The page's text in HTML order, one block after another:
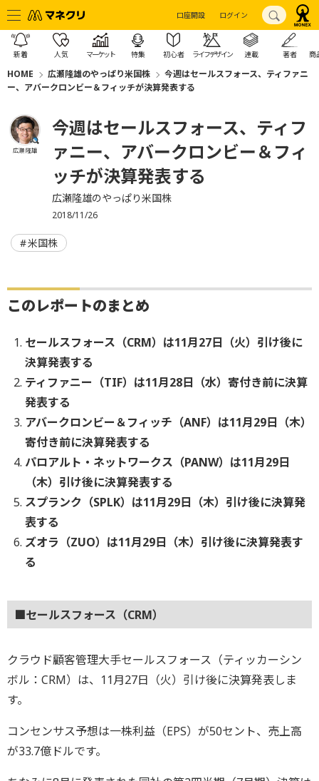
口座開設 ログイン
新着 人気 マーケット 特集 初心者 ライフデザイン 連載 著者 商
HOME 広瀬隆雄のやっぱり米国株
今週はセールスフォース、ティファニ
ー、アバークロンビー＆フィッチが決算発表する
広瀬 隆雄
今週はセールスフォース、ティフ
ァニー、アバークロンビー＆フィ
ッチが決算発表する
広瀬隆雄のやっぱり米国株
2018/11/26
米国株
このレポートのまとめ
セールスフォース（CRM）は11月27日（火）引け後に
決算発表する
ティファニー（TIF）は11月28日（水）寄付き前に決算
発表する
アバークロンビー＆フィッチ（ANF）は11月29日（木）
寄付き前に決算発表する
パロアルト・ネットワークス（PANW）は11月29日
（木）引け後に決算発表する
スプランク（SPLK）は11月29日（木）引け後に決算発
表する
ズオラ（ZUO）は11月29日（木）引け後に決算発表す
る
■セールスフォース（CRM）
クラウド顧客管理大手セールスフォース（ティッカーシン
ボル：CRM）は、11月27日（火）引け後に決算発表しま
す。
コンセンサス予想は一株利益（EPS）が50セント、売上高
が33.7億ドルです。